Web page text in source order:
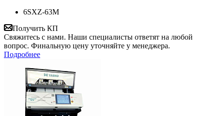
6SXZ-63М
Получить КП
Свяжитесь с нами. Наши специалисты ответят на любой
вопрос. Финальную цену уточняйте у менеджера.
Подробнее